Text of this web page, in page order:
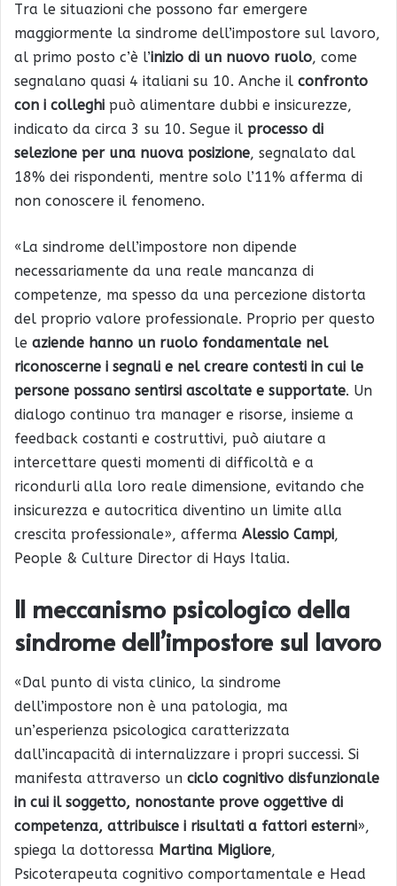
Tra le situazioni che possono far emergere
maggiormente la sindrome dell’impostore sul lavoro,
al primo posto c’è l’inizio di un nuovo ruolo, come
segnalano quasi 4 italiani su 10. Anche il confronto
con i colleghi può alimentare dubbi e insicurezze,
indicato da circa 3 su 10. Segue il processo di
selezione per una nuova posizione, segnalato dal
18% dei rispondenti, mentre solo l’11% afferma di
non conoscere il fenomeno.
«La sindrome dell’impostore non dipende
necessariamente da una reale mancanza di
competenze, ma spesso da una percezione distorta
del proprio valore professionale. Proprio per questo
le aziende hanno un ruolo fondamentale nel
riconoscerne i segnali e nel creare contesti in cui le
persone possano sentirsi ascoltate e supportate. Un
dialogo continuo tra manager e risorse, insieme a
feedback costanti e costruttivi, può aiutare a
intercettare questi momenti di difficoltà e a
ricondurli alla loro reale dimensione, evitando che
insicurezza e autocritica diventino un limite alla
crescita professionale», afferma Alessio Campi,
People & Culture Director di Hays Italia.
Il meccanismo psicologico della
sindrome dell’impostore sul lavoro
«Dal punto di vista clinico, la sindrome
dell’impostore non è una patologia, ma
un’esperienza psicologica caratterizzata
dall’incapacità di internalizzare i propri successi. Si
manifesta attraverso un ciclo cognitivo disfunzionale
in cui il soggetto, nonostante prove oggettive di
competenza, attribuisce i risultati a fattori esterni»,
spiega la dottoressa Martina Migliore,
Psicoterapeuta cognitivo comportamentale e Head